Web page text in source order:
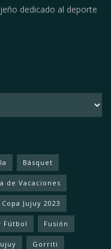
dedicado al deporte
Básquet
de Vacaciones
Copa Jujuy 2023
Fútbol Fusión
Gorriti